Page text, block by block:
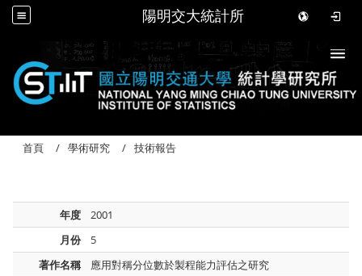
陽明交大統計所
首頁 學術研究 技術報告
年度
2001
月份
5
著作名稱
應用對稱分位數於製程能力評估之研究